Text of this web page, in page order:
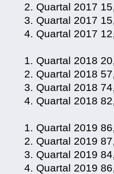
2. Quartal 2017
3. Quartal 2017
4. Quartal 2017
1. Quartal 2018
2. Quartal 2018
3. Quartal 2018
4. Quartal 2018
1. Quartal 2019
2. Quartal 2019
3. Quartal 2019
4. Quartal 2019